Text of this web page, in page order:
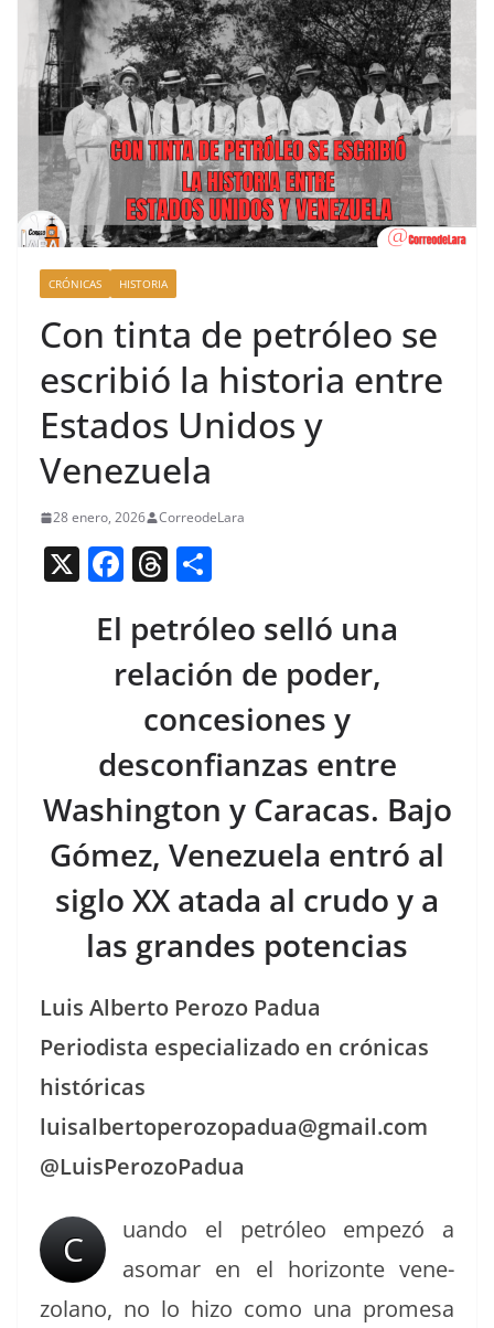
CRÓNICAS HISTORIA
Con tinta de petróleo se
escribió la historia entre
Estados Unidos y
Venezuela
28 enero, 2026 CorreodeLara
X F
c
e
o
k
T
re
a
d
s
m
p
ar
tir
El petróleo selló una
relación de poder,
concesiones y
desconfianzas entre
Washington y Caracas. Bajo
Gómez, Venezuela entró al
siglo XX atada al crudo y a
las grandes potencias
Luis Alber­to Per­o­zo Padua
Peri­odista espe­cial­iza­do en cróni­cas
históricas
luisalbertoperozopadua@gmail.com
@LuisPerozoPadua
C
uan­do el petróleo empezó a
aso­mar en el hor­i­zonte vene­
zolano, no lo hizo como una prome­sa